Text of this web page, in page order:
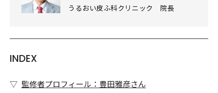
うるおい皮ふ科クリニック 院長
INDEX
監修者プロフィール：豊田雅彦さん